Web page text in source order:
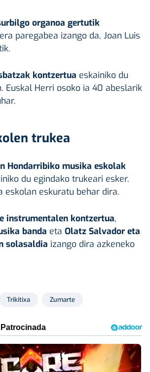
organoa gertutik
paregabea izango da, Joan Luis
kontzertua eskainiko du
Euskal Herri osoko ia 40 abeslarik
trukea
Hondarribiko musika eskolak
du egindako trukeari esker.
eskolan eskuratu behar dira.
instrumentalen kontzertua,
banda eta Olatz Salvador eta
solasaldia izango dira azkeneko
Trikitixa Zumarte